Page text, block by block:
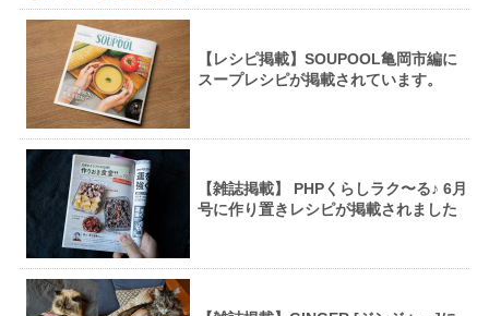
【レシピ掲載】SOUPOOL亀岡市編に
スープレシピが掲載されています。
【雑誌掲載】 PHPくらしラク〜る♪ 6月
号に作り置きレシピが掲載されました